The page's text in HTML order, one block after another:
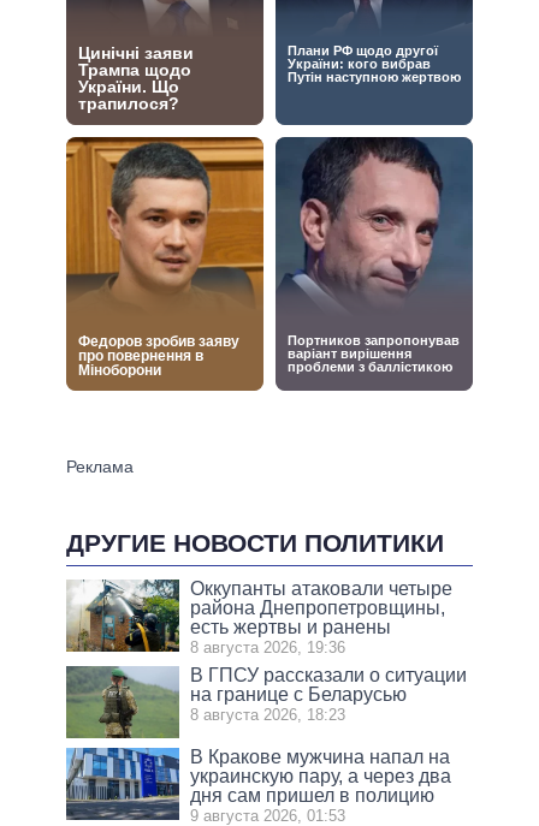
ДРУГИЕ НОВОСТИ ПОЛИТИКИ
Оккупанты атаковали четыре
района Днепропетровщины,
есть жертвы и ранены
8 августа 2026, 19:36
В ГПСУ рассказали о ситуации
на границе с Беларусью
8 августа 2026, 18:23
В Кракове мужчина напал на
украинскую пару, а через два
дня сам пришел в полицию
9 августа 2026, 01:53